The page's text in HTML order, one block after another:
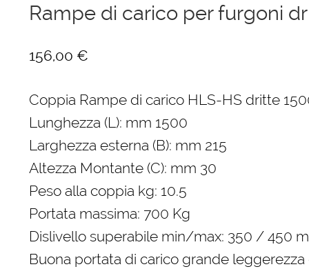
Rampe di carico per furgoni
156,00 €
Coppia Rampe di carico HLS-HS dritte
Lunghezza (L): mm 1500
Larghezza esterna (B): mm 215
Altezza Montante (C): mm 30
Peso alla coppia kg: 10.5
Portata massima: 700 Kg
Dislivello superabile min/max: 350 / 450
Buona portata di carico grande